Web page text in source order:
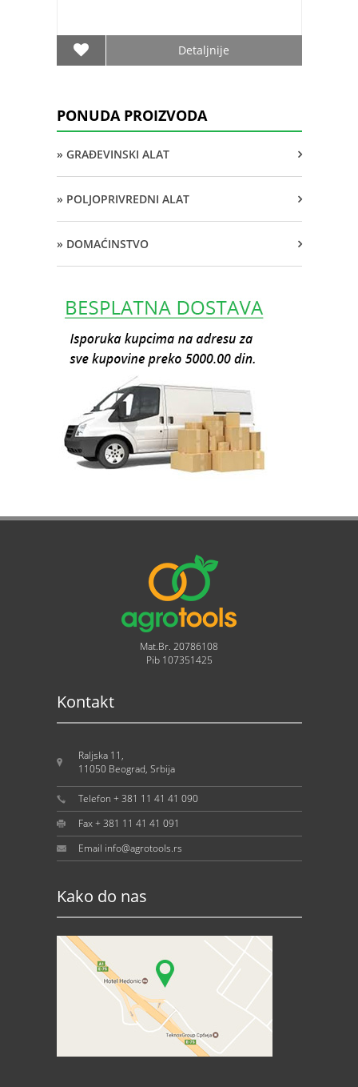
Detaljnije
PONUDA PROIZVODA
» GRAĐEVINSKI ALAT
» POLJOPRIVREDNI ALAT
» DOMAĆINSTVO
Mat.Br. 20786108
Pib 107351425
Kontakt
Raljska 11,
11050 Beograd, Srbija
Telefon + 381 11 41 41 090
Fax + 381 11 41 41 091
Email info@agrotools.rs
Kako do nas